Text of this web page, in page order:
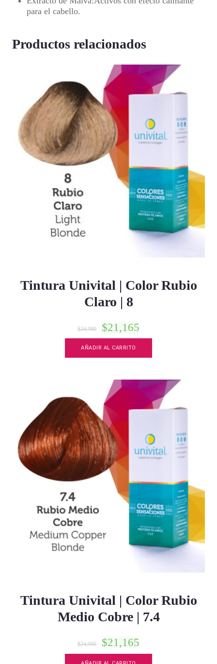
para el cabello.
Productos relacionados
Tintura Univital | Color Rubio
Claro | 8
$24,900 $21,165
AÑADIR AL CARRITO
Tintura Univital | Color Rubio
Medio Cobre | 7.4
$24,900 $21,165